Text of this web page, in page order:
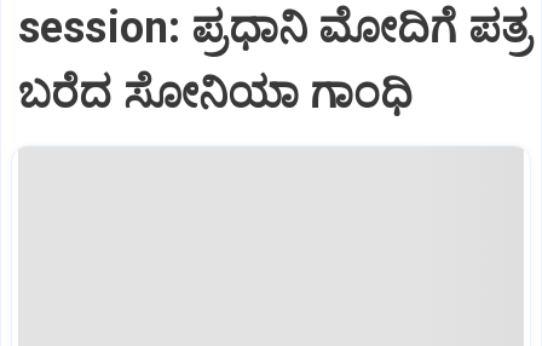
session: ಪ್ರಧಾನಿ ಮೋದಿಗೆ ಪತ್ರ
ಬರೆದ ಸೋನಿಯಾ ಗಾಂಧಿ